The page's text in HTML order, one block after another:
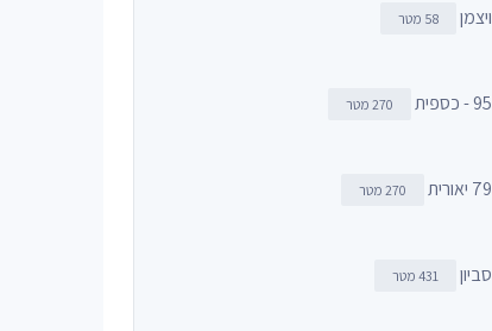
ויצמן 58 מטר
95 - כספית 270 מטר
79 יאורית 270 מטר
סביון 431 מטר